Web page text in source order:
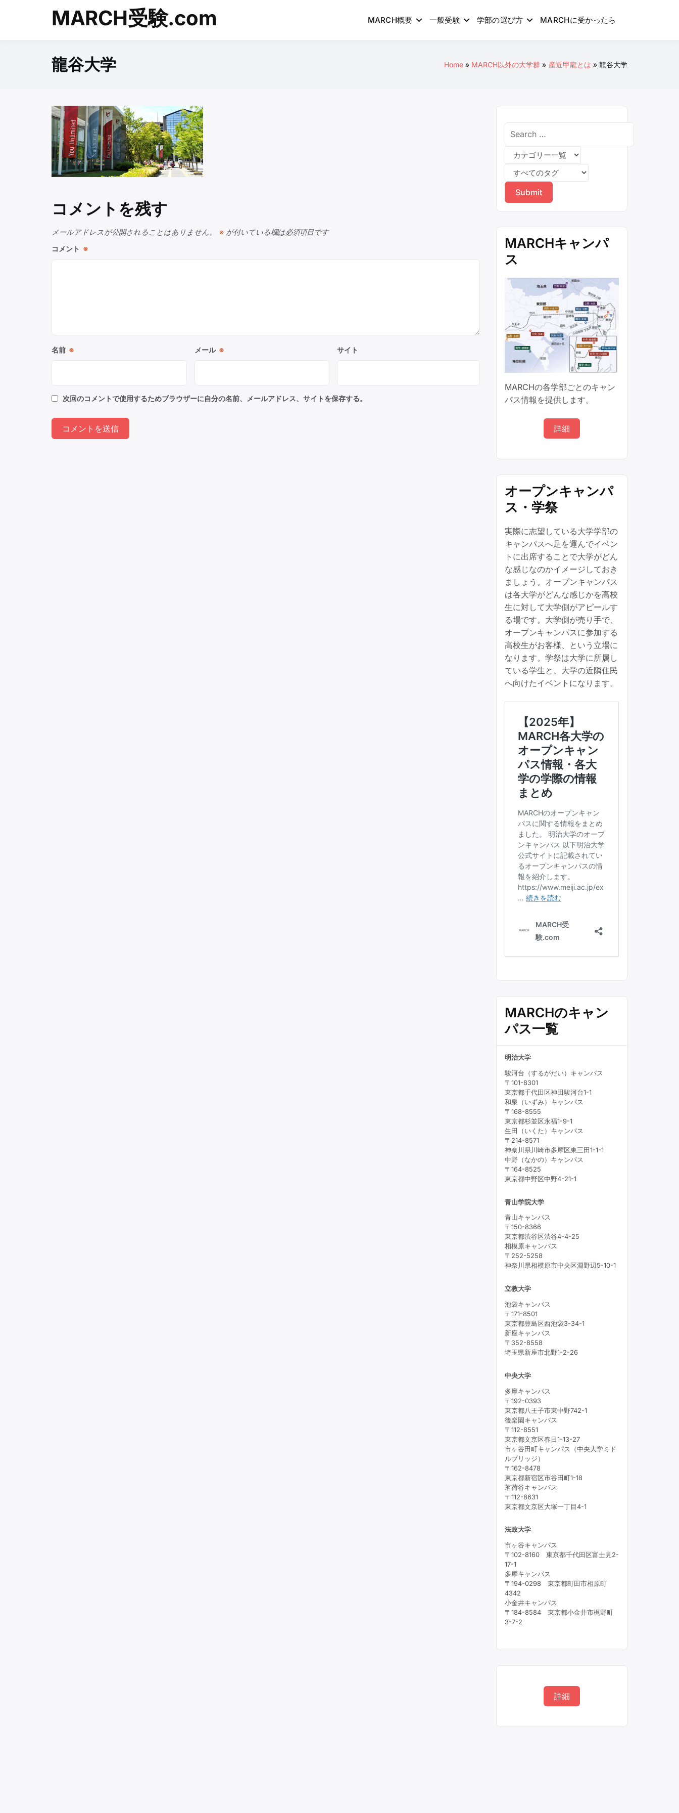
MARCH受験.com MARCH概要 一般受験 学部の選び方 MARCHに受かったら
龍谷大学 Home MARCH以外の大学群 産近甲龍とは 龍谷大学
コメントを残す
メールアドレスが公開されることはありません。 ※ が付いている欄は必須項目です
コメント ※
名前 ※ メール ※ サイト
次回のコメントで使用するためブラウザーに自分の名前、メールアドレス、サイトを保存する。
MARCHキャンパ
ス
MARCHの各学部ごとのキャン
パス情報を提供します。
詳細
オープンキャンパ
ス・学祭
実際に志望している大学学部の
キャンパスへ足を運んでイベン
トに出席することで大学がどん
な感じなのかイメージしておき
ましょう。オープンキャンパス
は各大学がどんな感じかを高校
生に対して大学側がアピールす
る場です。大学側が売り手で、
オープンキャンパスに参加する
高校生がお客様、という立場に
なります。学祭は大学に所属し
ている学生と、大学の近隣住民
へ向けたイベントになります。
MARCHのキャン
パス一覧
明治大学
駿河台（するがだい）キャンパス
〒101-8301
東京都千代田区神田駿河台1-1
和泉（いずみ）キャンパス
〒168-8555
東京都杉並区永福1-9-1
生田（いくた）キャンパス
〒214-8571
神奈川県川崎市多摩区東三田1-1-1
中野（なかの）キャンパス
〒164-8525
東京都中野区中野4-21-1
青山学院大学
青山キャンパス
〒150-8366
東京都渋谷区渋谷4-4-25
相模原キャンパス
〒252-5258
神奈川県相模原市中央区淵野辺5-10-1
立教大学
池袋キャンパス
〒171-8501
東京都豊島区西池袋3-34-1
新座キャンパス
〒352-8558
埼玉県新座市北野1-2-26
中央大学
多摩キャンパス
〒192-0393
東京都八王子市東中野742-1
後楽園キャンパス
〒112-8551
東京都文京区春日1-13-27
市ヶ谷田町キャンパス（中央大学ミド
ルブリッジ）
〒162-8478
東京都新宿区市谷田町1-18
茗荷谷キャンパス
〒112-8631
東京都文京区大塚一丁目4-1
法政大学
市ヶ谷キャンパス
〒102-8160 東京都千代田区富士見2-
17-1
多摩キャンパス
〒194-0298 東京都町田市相原町
4342
小金井キャンパス
〒184-8584 東京都小金井市梶野町
3-7-2
詳細